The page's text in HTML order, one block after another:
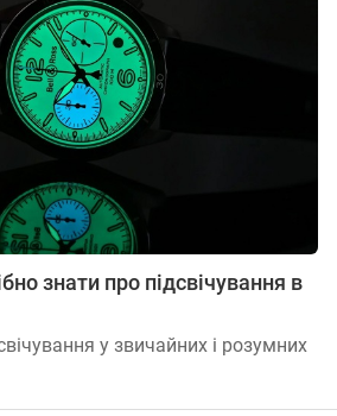
знати про підсвічування в
у звичайних і розумних